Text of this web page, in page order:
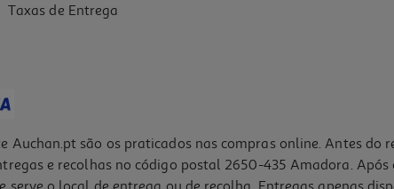
Taxas de Entrega
Auchan.pt são os praticados nas compras online. Antes
e recolhas no código postal 2650-435 Amadora.